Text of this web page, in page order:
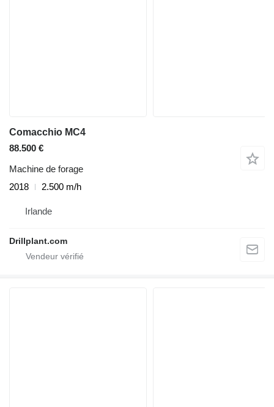
Comacchio MC4
88.500 €
Machine de forage
2018
2.500 m/h
Irlande
Drillplant.com